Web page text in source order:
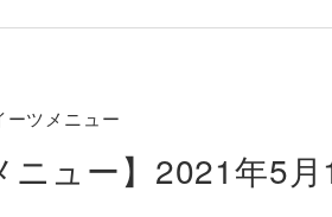
ツメニュー
ニュー】2021年5